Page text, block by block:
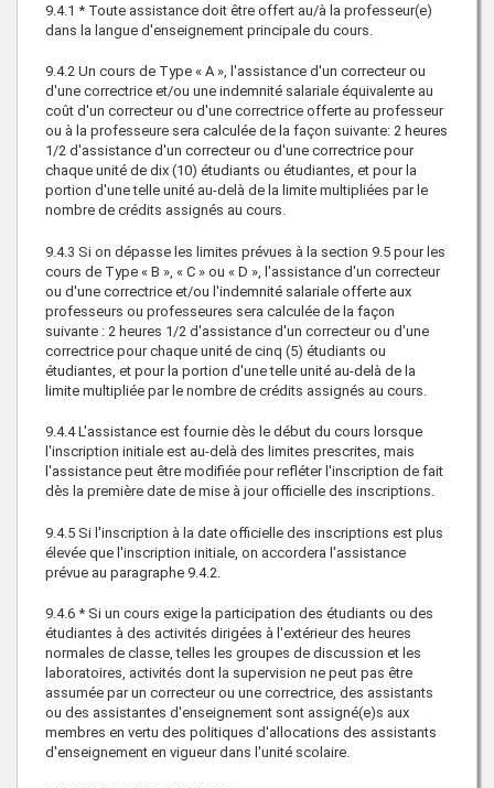
9.4.1 * Toute assistance doit être offert au/à la professeur(e)
dans la langue d'enseignement principale du cours.
9.4.2 Un cours de Type « A », l'assistance d'un correcteur ou
d'une correctrice et/ou une indemnité salariale équivalente au
coût d'un correcteur ou d'une correctrice offerte au professeur
ou à la professeure sera calculée de la façon suivante: 2 heures
1/2 d'assistance d'un correcteur ou d'une correctrice pour
chaque unité de dix (10) étudiants ou étudiantes, et pour la
portion d'une telle unité au-delà de la limite multipliées par le
nombre de crédits assignés au cours.
9.4.3 Si on dépasse les limites prévues à la section 9.5 pour les
cours de Type « B », « C » ou « D », l'assistance d'un correcteur
ou d'une correctrice et/ou l'indemnité salariale offerte aux
professeurs ou professeures sera calculée de la façon
suivante : 2 heures 1/2 d'assistance d'un correcteur ou d'une
correctrice pour chaque unité de cinq (5) étudiants ou
étudiantes, et pour la portion d'une telle unité au-delà de la
limite multipliée par le nombre de crédits assignés au cours.
9.4.4 L'assistance est fournie dès le début du cours lorsque
l'inscription initiale est au-delà des limites prescrites, mais
l'assistance peut être modifiée pour refléter l'inscription de fait
dès la première date de mise à jour officielle des inscriptions.
9.4.5 Si l'inscription à la date officielle des inscriptions est plus
élevée que l'inscription initiale, on accordera l'assistance
prévue au paragraphe 9.4.2.
9.4.6 * Si un cours exige la participation des étudiants ou des
étudiantes à des activités dirigées à l'extérieur des heures
normales de classe, telles les groupes de discussion et les
laboratoires, activités dont la supervision ne peut pas être
assumée par un correcteur ou une correctrice, des assistants
ou des assistantes d'enseignement sont assigné(e)s aux
membres en vertu des politiques d'allocations des assistants
d'enseignement en vigueur dans l'unité scolaire.